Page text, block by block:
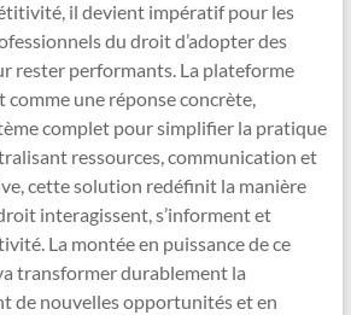
il devient impératif pour les
du droit d’adopter des
rester performants. La plateforme
une réponse concrète,
complet pour simplifier la pratique
ressources, communication et
cette solution redéfinit la manière
interagissent, s’informent et
La montée en puissance de ce
transformer durablement la
de nouvelles opportunités et en